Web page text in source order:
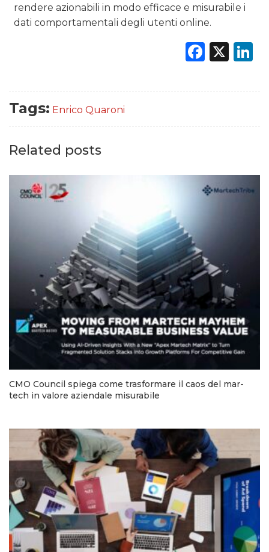
rendere azionabili in modo efficace e misurabile i
dati comportamentali degli utenti online.
X
Tags: Enrico Quaroni
Related posts
CMO Council spiega come trasformare il caos del mar-
tech in valore aziendale misurabile